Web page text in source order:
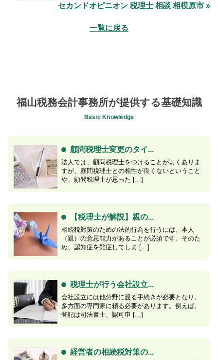
セカンドオピニオン 税理士 相談 相模原市 »
一覧に戻る
福山税務会計事務所が提供する基礎知識
Basic Knowledge
顧問税理士変更のタイ...
法人では、顧問税理士をつけることがよくありま
すが、顧問税理士との相性が良くないということ
や、顧問税理士が思った […]
【税理士が解説】親の...
相続税対策のための法的行為を行うには、本人
（親）の意思能力があることが必須です。そのた
め、認知症を発症してしま […]
税理士が行う会社設立...
会社設立には他分野に渡る手続きが必要となり、
多方面の専門家に頼る必要があります。例えば、
登記は司法書士、認可申 […]
経営者の相続税対策の...